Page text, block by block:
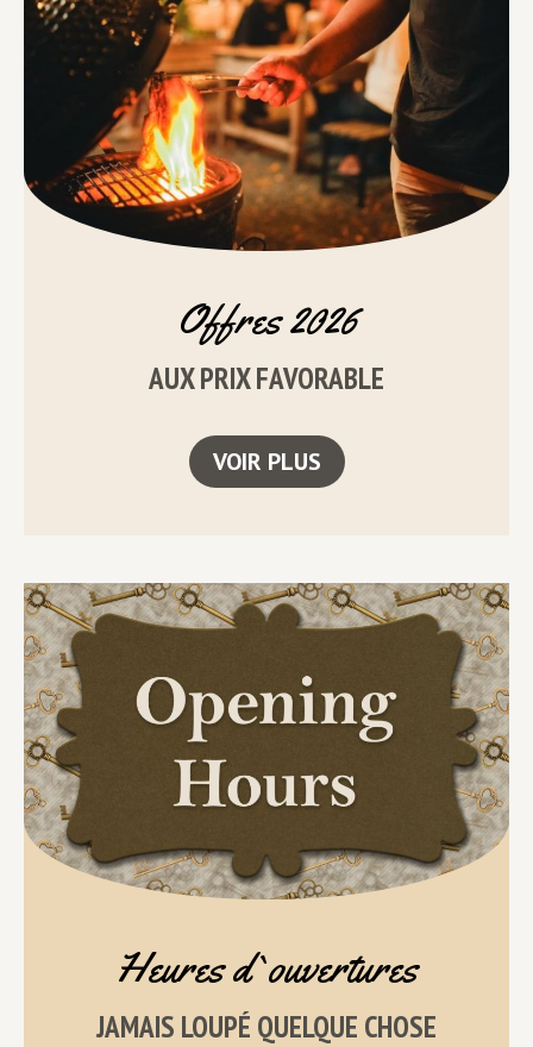
Offres 2026
AUX PRIX FAVORABLE
VOIR PLUS
Heures d`ouvertures
JAMAIS LOUPÉ QUELQUE CHOSE